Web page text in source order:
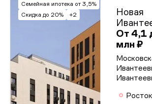
Семейная ипотека от 3,5%
Скидка до 20%
+2
Новая
От 4,1
млн ₽